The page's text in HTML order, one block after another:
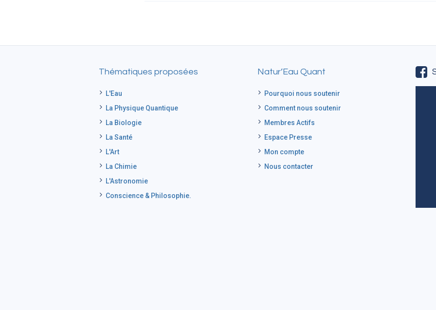
Thématiques proposées
L'Eau
La Physique Quantique
La Biologie
La Santé
L'Art
La Chimie
L'Astronomie
Conscience & Philosophie.
Natur’Eau Quant
Pourquoi nous soutenir
Comment nous soutenir
Membres Actifs
Espace Presse
Mon compte
Nous contacter